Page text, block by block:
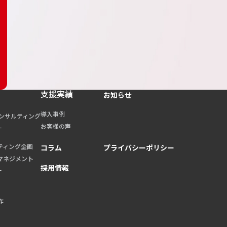
サルティング
ィング企画
ネジメント
支援実績
導入事例
お客様の声
コラム
採用情報
お知らせ
プライバシーポリシー